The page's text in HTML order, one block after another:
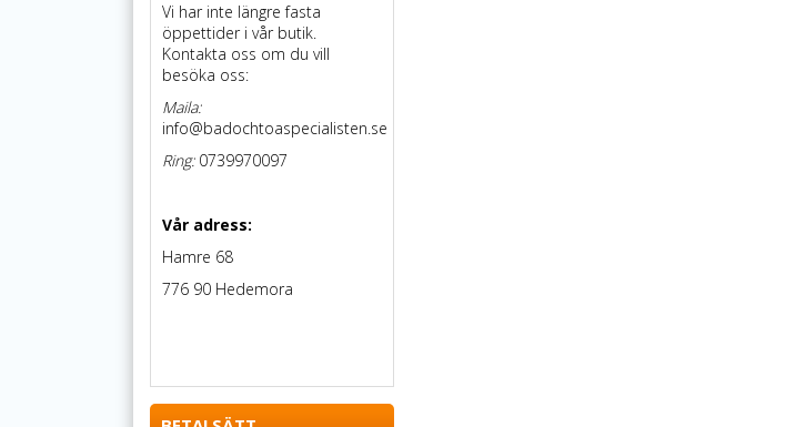
Vi har inte längre fasta
öppettider i vår butik.
Kontakta oss om du vill
besöka oss:
Maila:
info@badochtoaspecialisten.se
Ring:0739970097
Vår adress:
Hamre 68
776 90 Hedemora